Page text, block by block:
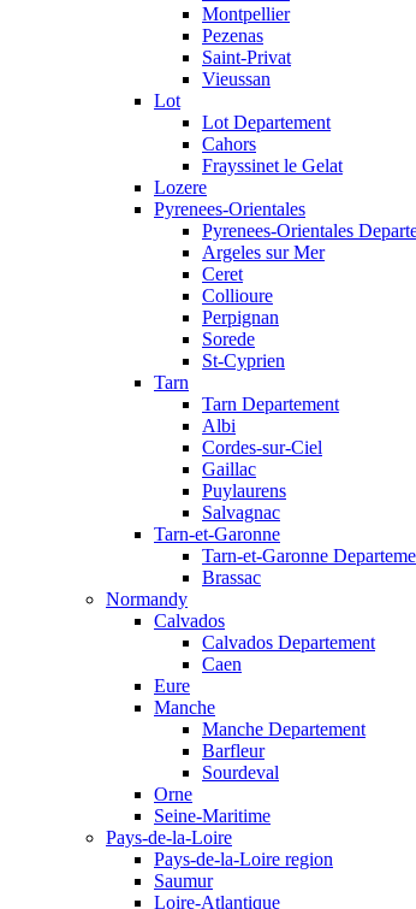
Montpellier
Pezenas
Saint-Privat
Vieussan
Lot
Lot Departement
Cahors
Frayssinet le Gelat
Lozere
Pyrenees-Orientales
Pyrenees-Orientales
Argeles sur Mer
Ceret
Collioure
Perpignan
Sorede
St-Cyprien
Tarn
Tarn Departement
Albi
Cordes-sur-Ciel
Gaillac
Puylaurens
Salvagnac
Tarn-et-Garonne
Tarn-et-Garonne
Brassac
Normandy
Calvados
Calvados Departement
Caen
Eure
Manche
Manche Departement
Barfleur
Sourdeval
Orne
Seine-Maritime
Pays-de-la-Loire
Pays-de-la-Loire region
Saumur
Loire-Atlantique